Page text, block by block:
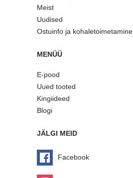
Meist
Uudised
Ostuinfo ja kohaletoimetamine
MENÜÜ
E-pood
Uued tooted
Kingiideed
Blogi
JÄLGI MEID
Facebook